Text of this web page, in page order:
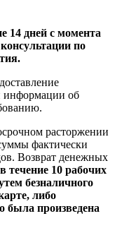
14 дней с момента
по
информации об
расторжении
фактически
Возврат денежных
в течение 10 рабочих
безналичного
либо
была произведена